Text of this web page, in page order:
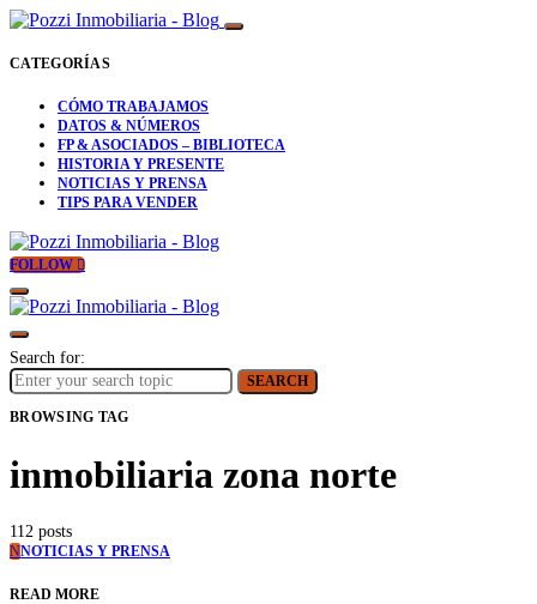
CATEGORÍAS
CÓMO TRABAJAMOS
DATOS & NÚMEROS
FP & ASOCIADOS – BIBLIOTECA
HISTORIA Y PRESENTE
NOTICIAS Y PRENSA
TIPS PARA VENDER
FOLLOW
Search for:
SEARCH
BROWSING TAG
inmobiliaria zona norte
112 posts
NNOTICIAS Y PRENSA
READ MORE